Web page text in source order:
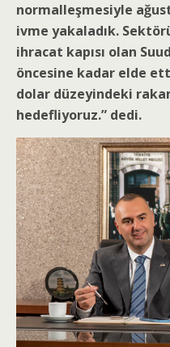
normalleşmesiyle
ivme yakaladık.
ihracat kapısı olan
öncesine kadar elde
dolar düzeyindeki
hedefliyoruz.” dedi.